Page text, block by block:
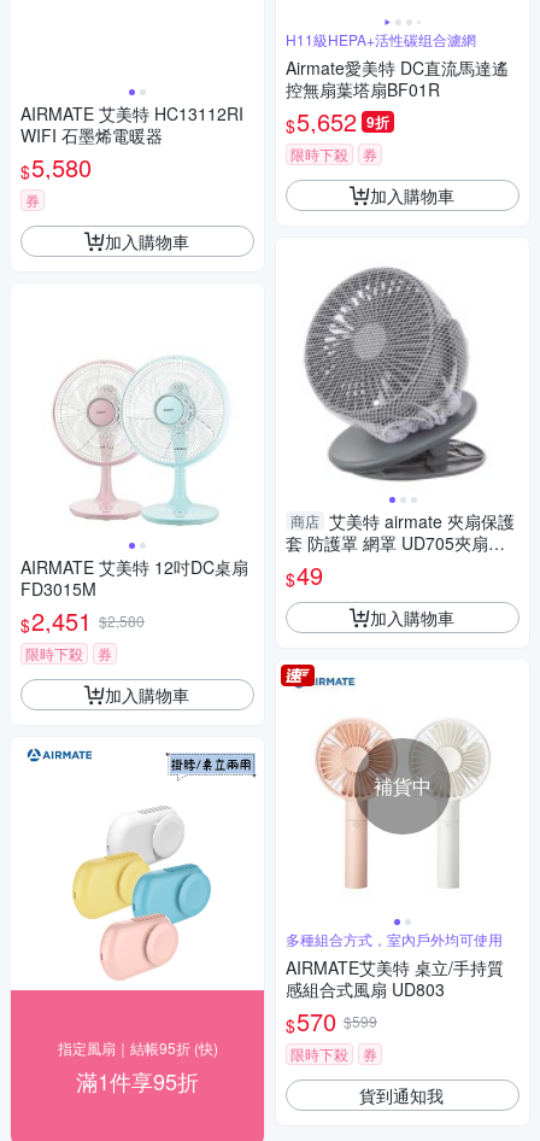
AIRMATE 艾美特 HC13112RI
WIFI 石墨烯電暖器
$5,580
券
加入購物車
AIRMATE 艾美特 12吋DC桌扇
FD3015M
$2,451 $2,580
限時下殺
券
加入購物車
指定風扇｜結帳95折 (快)
滿1件享95折
H11級HEPA+活性碳组合濾網
Airmate愛美特 DC直流馬達遙
控無扇葉塔扇BF01R
$5,652 9折
限時下殺 券
加入購物車
商店 艾美特 airmate 夾扇保護
套 防護罩 網罩 UD705夾扇防
護網
$49
加入購物車
補貨中
多種組合方式，室內戶外均可使用
AIRMATE艾美特 桌立/手持質
感組合式風扇 UD803
$570 $599
限時下殺
券
貨到通知我